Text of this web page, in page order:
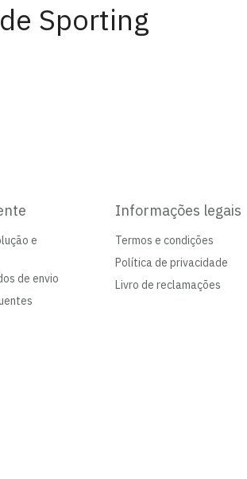
Sporting
e
de envio
Informações legais
Termos e condições
Política de privacidade
Livro de reclamações